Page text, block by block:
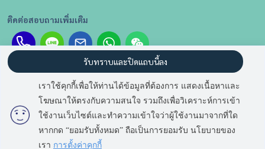
ติดต่อสอบถามเพิ่มเติม
รับข่าวสารรายการ คอนโด และบ้าน ราคาโดนใจ
เราใช้คุกกี้เพื่อให้ท่านได้ข้อมูลที่ต้องการ แสดงเนื้อหาและ
โฆษณาให้ตรงกับความสนใจ รวมถึงเพื่อวิเคราะห์การเข้า
ใช้งานเว็บไซต์และทำความเข้าใจว่าผู้ใช้งานมาจากที่ใด
หากกด “ยอมรับทั้งหมด” ถือเป็นการยอมรับ นโยบายของ
เรา การตั้งค่าคุกกี้
รับทราบและปิดแถบนี้ลง